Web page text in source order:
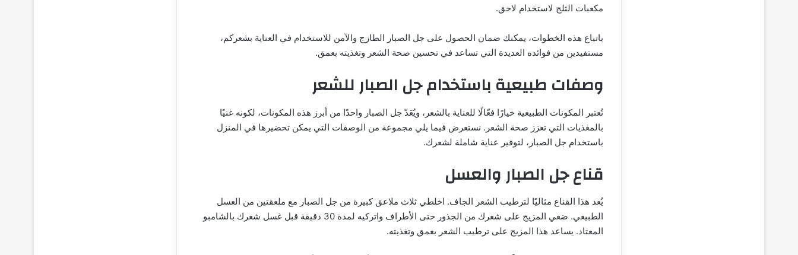
مكعبات الثلج لاستخدام لاحق.
باتباع هذه الخطوات، يمكنك ضمان الحصول على جل الصبار الطازج والآمن للاستخدام في العناية بشعركم،
مستفيدين من فوائده العديدة التي تساعد في تحسين صحة الشعر وتغذيته بعمق.
وصفات طبيعية باستخدام جل الصبار للشعر
تُعتبر المكونات الطبيعية خيارًا فعّالًا للعناية بالشعر، ويُعَدّ جل الصبار واحدًا من أبرز هذه المكونات، لكونه غنيًا
بالمغذيات التي تعزز صحة الشعر. نستعرض فيما يلي مجموعة من الوصفات التي يمكن تحضيرها في المنزل
باستخدام جل الصبار، لتوفير عناية شاملة لشعرك.
قناع جل الصبار والعسل
يُعد هذا القناع مثاليًا لترطيب الشعر الجاف. اخلطي ثلاث ملاعق كبيرة من جل الصبار مع ملعقتين من العسل
الطبيعي. ضعي المزيج على شعرك من الجذور حتى الأطراف واتركيه لمدة 30 دقيقة قبل غسل شعرك بالشامبو
المعتاد. يساعد هذا المزيج على ترطيب الشعر بعمق وتغذيته.